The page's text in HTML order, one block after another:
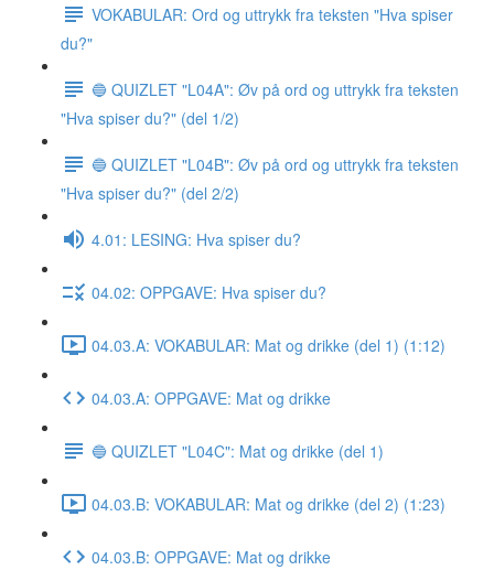
VOKABULAR: Ord og uttrykk fra teksten "Hva spiser
du?"
🔵 QUIZLET "L04A": Øv på ord og uttrykk fra teksten
"Hva spiser du?" (del 1/2)
🔵 QUIZLET "L04B": Øv på ord og uttrykk fra teksten
"Hva spiser du?" (del 2/2)
4.01: LESING: Hva spiser du?
04.02: OPPGAVE: Hva spiser du?
04.03.A: VOKABULAR: Mat og drikke (del 1) (1:12)
04.03.A: OPPGAVE: Mat og drikke
🔵 QUIZLET "L04C": Mat og drikke (del 1)
04.03.B: VOKABULAR: Mat og drikke (del 2) (1:23)
04.03.B: OPPGAVE: Mat og drikke